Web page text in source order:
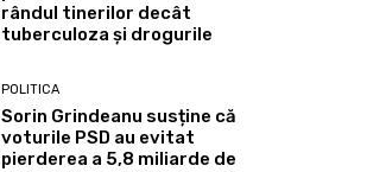
rândul tinerilor decât
tuberculoza și drogurile
POLITICA
Sorin Grindeanu susține că
voturile PSD au evitat
pierderea a 5,8 miliarde de